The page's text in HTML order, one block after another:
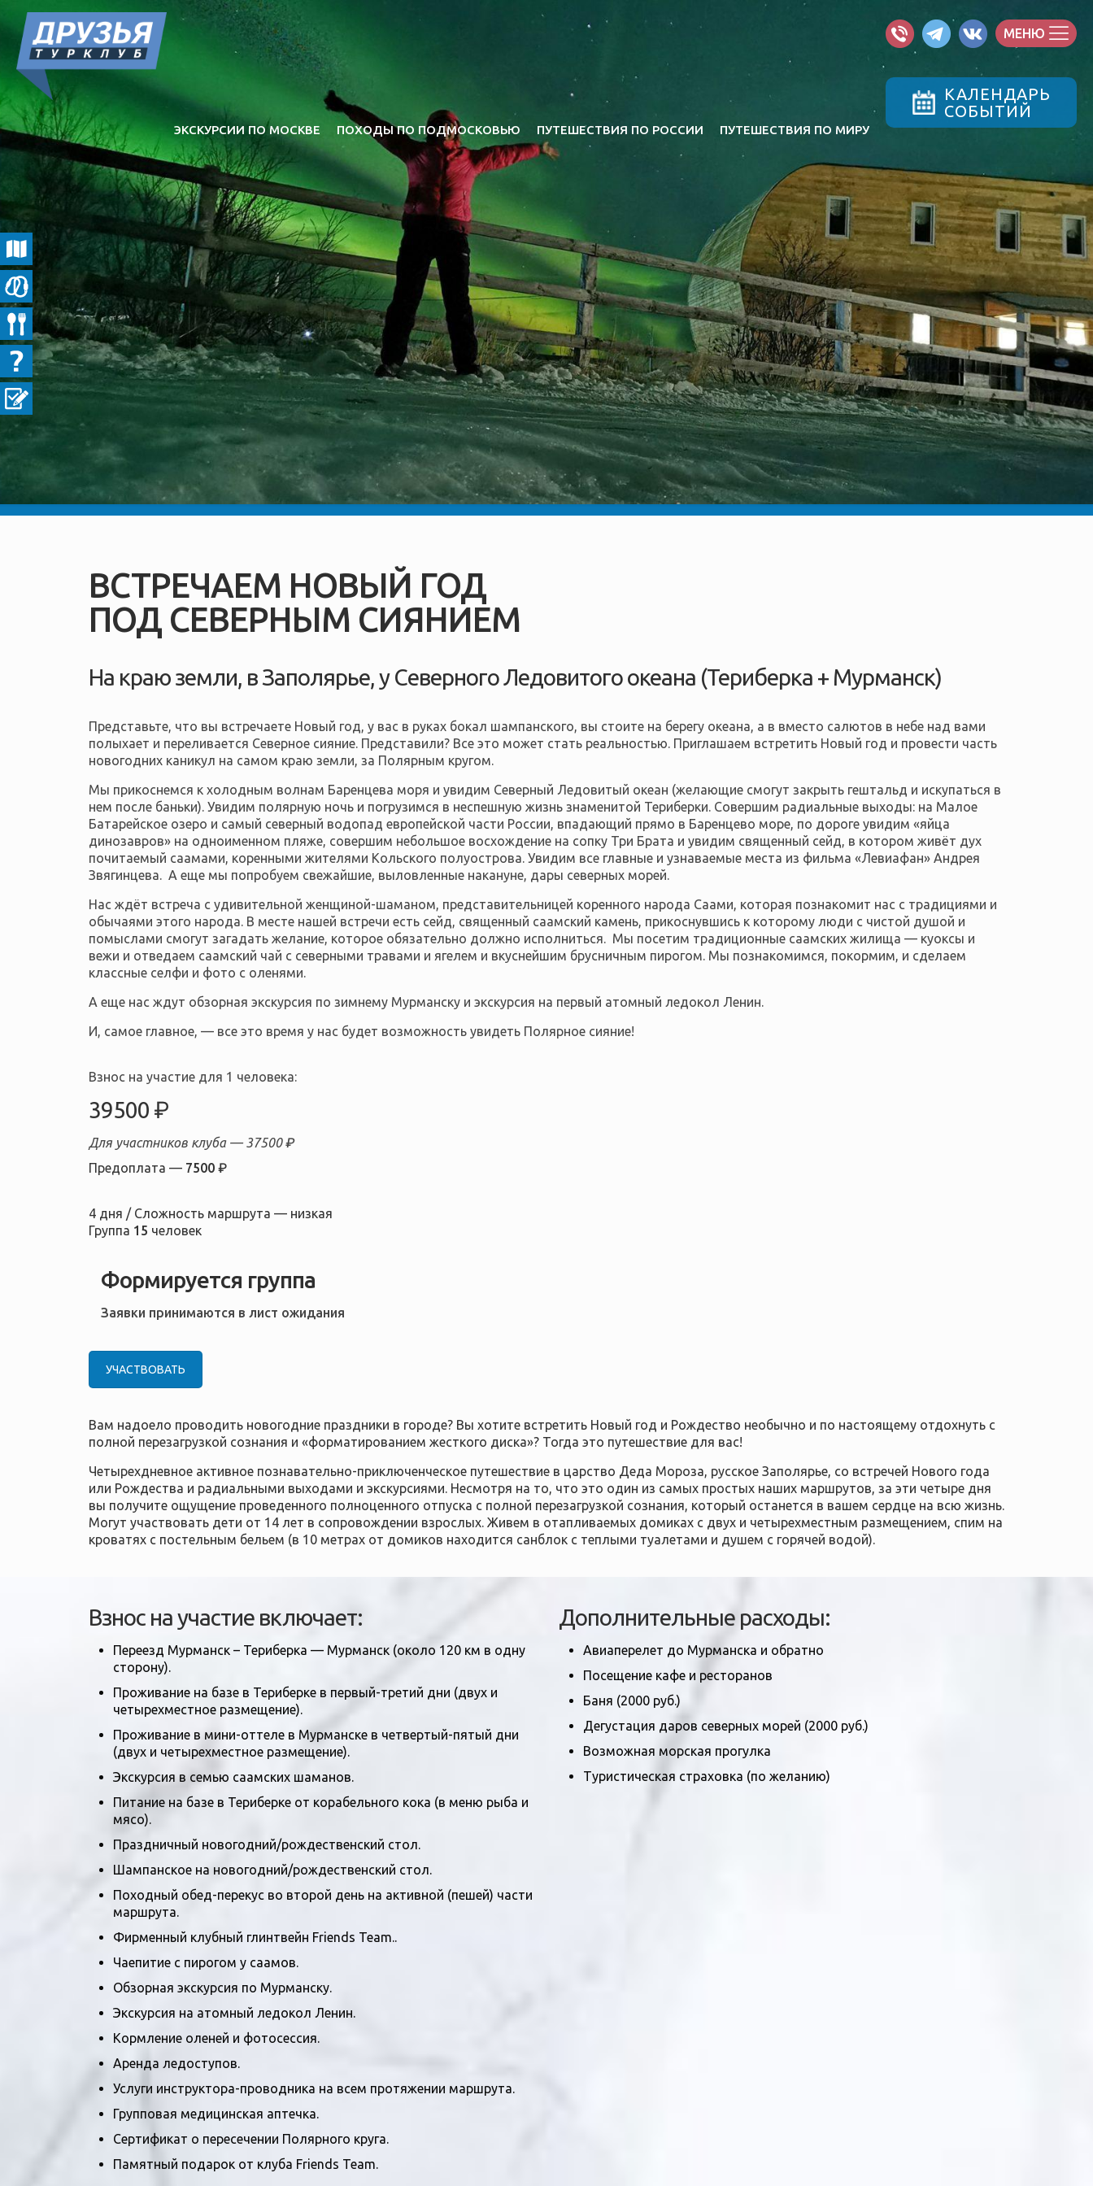
ЭКСКУРСИИ ПО МОСКВЕ ПОХОДЫ ПО ПОДМОСКОВЬЮ ПУТЕШЕСТВИЯ ПО РОССИИ ПУТЕШЕСТВИЯ ПО МИРУ
МЕНЮ
КАЛЕНДАРЬ
СОБЫТИЙ
ВСТРЕЧАЕМ НОВЫЙ ГОД
ПОД СЕВЕРНЫМ СИЯНИЕМ
На краю земли, в Заполярье, у Северного Ледовитого океана (Териберка + Мурманск)
Представьте, что вы встречаете Новый год, у вас в руках бокал шампанского, вы стоите на берегу океана, а в вместо салютов в небе над вами
полыхает и переливается Северное сияние. Представили? Все это может стать реальностью. Приглашаем встретить Новый год и провести часть
новогодних каникул на самом краю земли, за Полярным кругом.
Мы прикоснемся к холодным волнам Баренцева моря и увидим Северный Ледовитый океан (желающие смогут закрыть гештальд и искупаться в
нем после баньки). Увидим полярную ночь и погрузимся в неспешную жизнь знаменитой Териберки. Совершим радиальные выходы: на Малое
Батарейское озеро и самый северный водопад европейской части России, впадающий прямо в Баренцево море, по дороге увидим «яйца
динозавров» на одноименном пляже, совершим небольшое восхождение на сопку Три Брата и увидим священный сейд, в котором живёт дух
почитаемый саамами, коренными жителями Кольского полуострова. Увидим все главные и узнаваемые места из фильма «Левиафан» Андрея
Звягинцева. А еще мы попробуем свежайшие, выловленные накануне, дары северных морей.
Нас ждёт встреча с удивительной женщиной-шаманом, представительницей коренного народа Саами, которая познакомит нас с традициями и
обычаями этого народа. В месте нашей встречи есть сейд, священный саамский камень, прикоснувшись к которому люди с чистой душой и
помыслами смогут загадать желание, которое обязательно должно исполниться. Мы посетим традиционные саамских жилища — куоксы и
вежи и отведаем саамский чай с северными травами и ягелем и вкуснейшим брусничным пирогом. Мы познакомимся, покормим, и сделаем
классные селфи и фото с оленями.
А еще нас ждут обзорная экскурсия по зимнему Мурманску и экскурсия на первый атомный ледокол Ленин.
И, самое главное, — все это время у нас будет возможность увидеть Полярное сияние!
Взнос на участие для 1 человека:
39500 ₽
Для участников клуба —37500 ₽
Предоплата —7500 ₽
4 дня / Сложность маршрута — низкая
Группа 15 человек
Формируется группа
Заявки принимаются в лист ожидания
УЧАСТВОВАТЬ
Вам надоело проводить новогодние праздники в городе? Вы хотите встретить Новый год и Рождество необычно и по настоящему отдохнуть с
полной перезагрузкой сознания и «форматированием жесткого диска»? Тогда это путешествие для вас!
Четырехдневное активное познавательно-приключенческое путешествие в царство Деда Мороза, русское Заполярье, со встречей Нового года
или Рождества и радиальными выходами и экскурсиями. Несмотря на то, что это один из самых простых наших маршрутов, за эти четыре дня
вы получите ощущение проведенного полноценного отпуска с полной перезагрузкой сознания, который останется в вашем сердце на всю жизнь.
Могут участвовать дети от 14 лет в сопровождении взрослых. Живем в отапливаемых домиках с двух и четырехместным размещением, спим на
кроватях с постельным бельем (в 10 метрах от домиков находится санблок с теплыми туалетами и душем с горячей водой).
Взнос на участие включает:
Переезд Мурманск – Териберка — Мурманск (около 120 км в одну
сторону).
Проживание на базе в Териберке в первый-третий дни (двух и
четырехместное размещение).
Проживание в мини-оттеле в Мурманске в четвертый-пятый дни
(двух и четырехместное размещение).
Экскурсия в семью саамских шаманов.
Питание на базе в Териберке от корабельного кока (в меню рыба и
мясо).
Праздничный новогодний/рождественский стол.
Шампанское на новогодний/рождественский стол.
Походный обед-перекус во второй день на активной (пешей) части
маршрута.
Фирменный клубный глинтвейн Friends Team..
Чаепитие с пирогом у саамов.
Обзорная экскурсия по Мурманску.
Экскурсия на атомный ледокол Ленин.
Кормление оленей и фотосессия.
Аренда ледоступов.
Услуги инструктора-проводника на всем протяжении маршрута.
Групповая медицинская аптечка.
Сертификат о пересечении Полярного круга.
Памятный подарок от клуба Friends Team.
Дополнительные расходы:
Авиаперелет до Мурманска и обратно
Посещение кафе и ресторанов
Баня (2000 руб.)
Дегустация даров северных морей (2000 руб.)
Возможная морская прогулка
Туристическая страховка (по желанию)